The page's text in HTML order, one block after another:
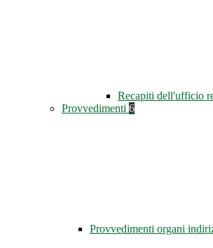
Recapiti dell'ufficio
Provvedimenti 6
Provvedimenti organi